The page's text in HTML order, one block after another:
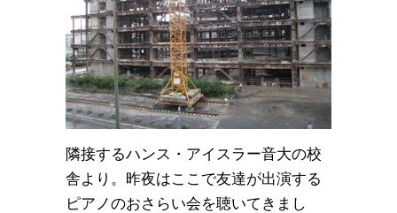
隣接するハンス・アイスラー音大の校
舎より。昨夜はここで友達が出演する
ピアノのおさらい会を聴いてきまし